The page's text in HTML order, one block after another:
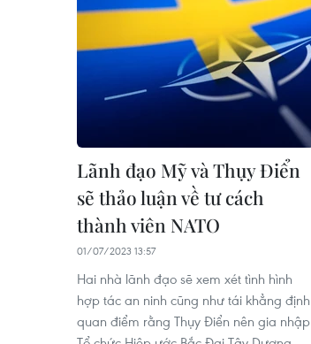
Lãnh đạo Mỹ và Thụy Điển
sẽ thảo luận về tư cách
thành viên NATO
01/07/2023 13:57
Hai nhà lãnh đạo sẽ xem xét tình hình
hợp tác an ninh cũng như tái khẳng định
quan điểm rằng Thụy Điển nên gia nhập